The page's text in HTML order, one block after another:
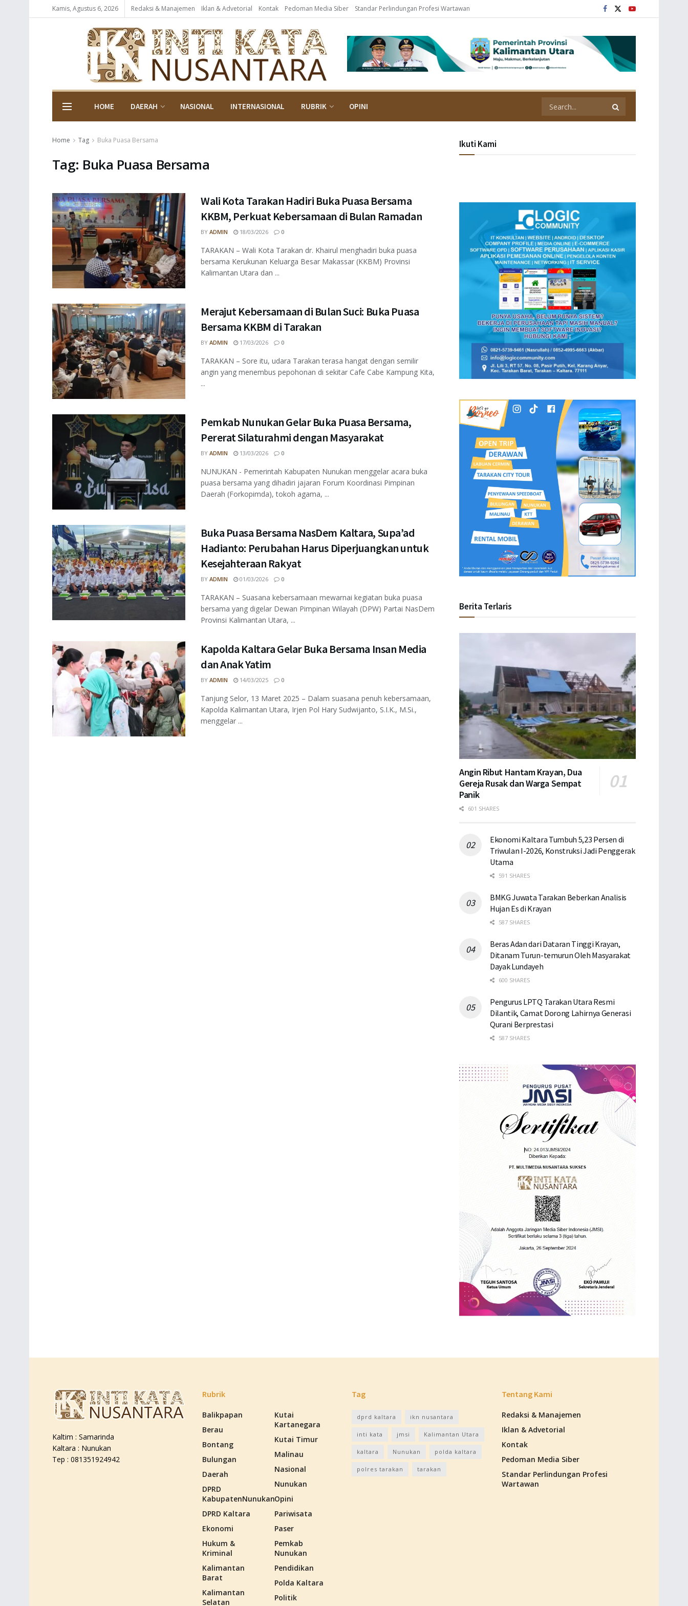
Kamis, Agustus 6, 2026 Redaksi & Manajemen Iklan & Advetorial Kontak Pedoman Media Siber Standar Perlindungan Profesi Wartawan
HOME DAERAH NASIONAL INTERNASIONAL RUBRIK OPINI
Home Tag Buka Puasa Bersama
Tag: Buka Puasa Bersama
Wali Kota Tarakan Hadiri Buka Puasa Bersama
KKBM, Perkuat Kebersamaan di Bulan Ramadan
BY ADMIN 18/03/2026 0
TARAKAN – Wali Kota Tarakan dr. Khairul menghadiri buka puasa
bersama Kerukunan Keluarga Besar Makassar (KKBM) Provinsi
Kalimantan Utara dan ...
Merajut Kebersamaan di Bulan Suci: Buka Puasa
Bersama KKBM di Tarakan
BY ADMIN 17/03/2026 0
TARAKAN – Sore itu, udara Tarakan terasa hangat dengan semilir
angin yang menembus pepohonan di sekitar Cafe Cabe Kampung Kita,
...
Pemkab Nunukan Gelar Buka Puasa Bersama,
Pererat Silaturahmi dengan Masyarakat
BY ADMIN 13/03/2026 0
NUNUKAN - Pemerintah Kabupaten Nunukan menggelar acara buka
puasa bersama yang dihadiri jajaran Forum Koordinasi Pimpinan
Daerah (Forkopimda), tokoh agama, ...
Buka Puasa Bersama NasDem Kaltara, Supa’ad
Hadianto: Perubahan Harus Diperjuangkan untuk
Kesejahteraan Rakyat
BY ADMIN 01/03/2026 0
TARAKAN – Suasana kebersamaan mewarnai kegiatan buka puasa
bersama yang digelar Dewan Pimpinan Wilayah (DPW) Partai NasDem
Provinsi Kalimantan Utara, ...
Kapolda Kaltara Gelar Buka Bersama Insan Media
dan Anak Yatim
BY ADMIN 14/03/2025 0
Tanjung Selor, 13 Maret 2025 – Dalam suasana penuh kebersamaan,
Kapolda Kalimantan Utara, Irjen Pol Hary Sudwijanto, S.I.K., M.Si.,
menggelar ...
Ikuti Kami
Berita Terlaris
Angin Ribut Hantam Krayan, Dua
Gereja Rusak dan Warga Sempat
Panik
601 SHARES
Ekonomi Kaltara Tumbuh 5,23 Persen di
Triwulan I-2026, Konstruksi Jadi Penggerak
Utama
591 SHARES
BMKG Juwata Tarakan Beberkan Analisis
Hujan Es di Krayan
587 SHARES
Beras Adan dari Dataran Tinggi Krayan,
Ditanam Turun-temurun Oleh Masyarakat
Dayak Lundayeh
600 SHARES
Pengurus LPTQ Tarakan Utara Resmi
Dilantik, Camat Dorong Lahirnya Generasi
Qurani Berprestasi
587 SHARES
Kaltim : Samarinda
Kaltara : Nunukan
Tep : 081351924942
Rubrik
Balikpapan
Berau
Bontang
Bulungan
Daerah
DPRD
KabupatenNunukan
DPRD Kaltara
Ekonomi
Hukum &
Kriminal
Kalimantan
Barat
Kalimantan
Selatan
Kutai
Kartanegara
Kutai Timur
Malinau
Nasional
Nunukan
Opini
Pariwisata
Paser
Pemkab
Nunukan
Pendidikan
Polda Kaltara
Politik
Tag
dprd kaltara ikn nusantara
inti kata jmsi Kalimantan Utara
kaltara Nunukan polda kaltara
polres tarakan tarakan
Tentang Kami
Redaksi & Manajemen
Iklan & Advetorial
Kontak
Pedoman Media Siber
Standar Perlindungan Profesi
Wartawan